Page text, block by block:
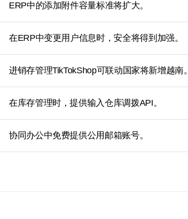
ERP中的添加附件容量标准将扩大。
在ERP中变更用户信息时，安全将得到加强。
进销存管理TikTokShop可联动国家将新增越南。
在库存管理时，提供输入仓库调拨API。
协同办公中免费提供公用邮箱账号。